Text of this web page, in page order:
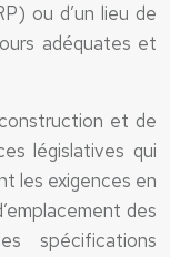
ou d’un lieu de
adéquates et
et de
législatives qui
les exigences en
des
spécifications